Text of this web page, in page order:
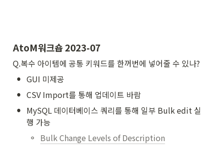
AtoM워크숍 2023-07
Q.복수 아이템에 공통 키워드를 한꺼번에 넣어줄 수 있나?
• GUI 미제공
• CSV Import를 통해 업데이트 바람
• MySQL 데이터베이스 쿼리를 통해 일부 Bulk edit 실
행 가능
◦ Bulk Change Levels of Description